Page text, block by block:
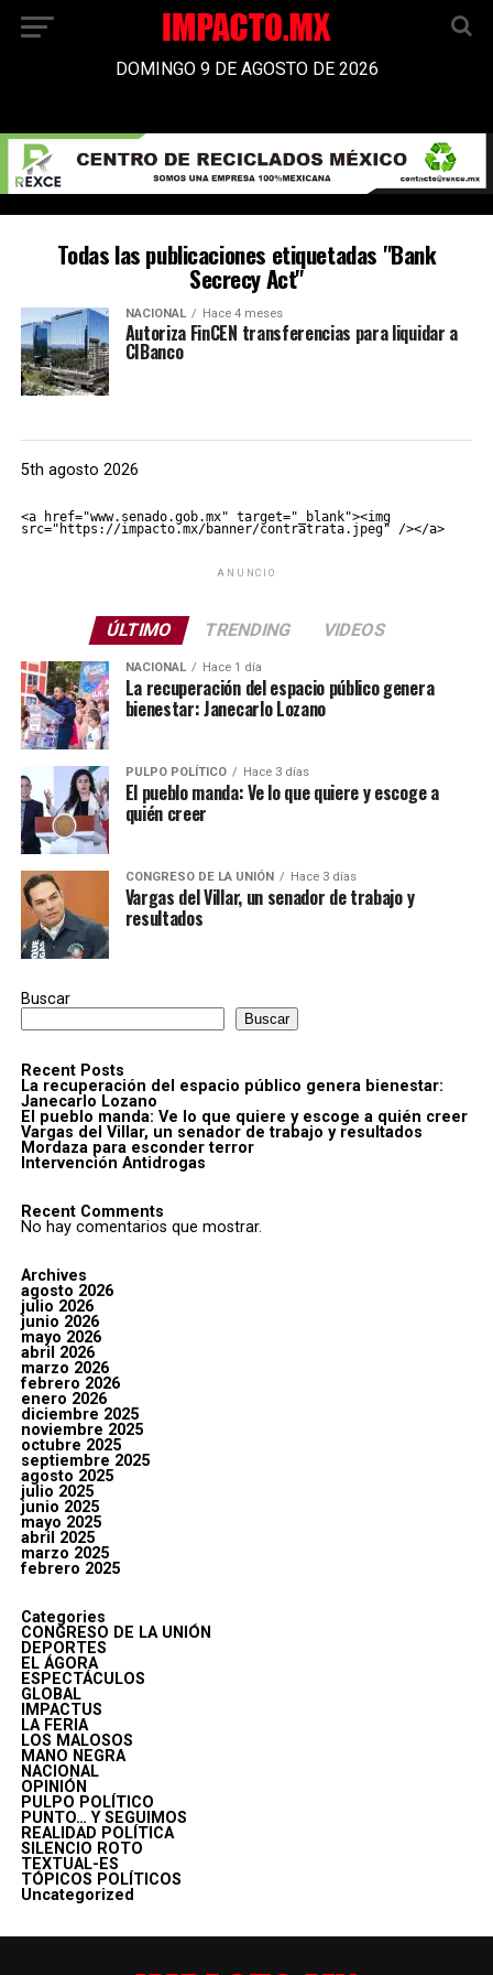
DOMINGO 9 DE AGOSTO DE 2026
Todas las publicaciones etiquetadas "Bank
Secrecy Act"
NACIONAL Hace 4 meses
Autoriza FinCEN transferencias para liquidar a
CIBanco
5th agosto 2026
<a href="www.senado.gob.mx" target="_blank"><img
src="https://impacto.mx/banner/contratrata.jpeg" /></a>
ANUNCIO
ÚLTIMO TRENDING VIDEOS
NACIONAL Hace 1 día
La recuperación del espacio público genera
bienestar: Janecarlo Lozano
PULPO POLÍTICO Hace 3 días
El pueblo manda: Ve lo que quiere y escoge a
quién creer
CONGRESO DE LA UNIÓN Hace 3 días
Vargas del Villar, un senador de trabajo y
resultados
Buscar
Buscar
Recent Posts
La recuperación del espacio público genera bienestar:
Janecarlo Lozano
El pueblo manda: Ve lo que quiere y escoge a quién creer
Vargas del Villar, un senador de trabajo y resultados
Mordaza para esconder terror
Intervención Antidrogas
Recent Comments
No hay comentarios que mostrar.
Archives
agosto 2026
julio 2026
junio 2026
mayo 2026
abril 2026
marzo 2026
febrero 2026
enero 2026
diciembre 2025
noviembre 2025
octubre 2025
septiembre 2025
agosto 2025
julio 2025
junio 2025
mayo 2025
abril 2025
marzo 2025
febrero 2025
Categories
CONGRESO DE LA UNIÓN
DEPORTES
EL ÁGORA
ESPECTÁCULOS
GLOBAL
IMPACTUS
LA FERIA
LOS MALOSOS
MANO NEGRA
NACIONAL
OPINIÓN
PULPO POLÍTICO
PUNTO… Y SEGUIMOS
REALIDAD POLÍTICA
SILENCIO ROTO
TEXTUAL-ES
TÓPICOS POLÍTICOS
Uncategorized